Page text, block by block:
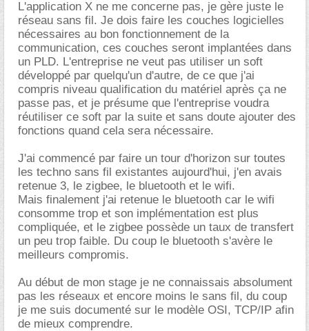
L'application X ne me concerne pas, je gère juste le
réseau sans fil. Je dois faire les couches logicielles
nécessaires au bon fonctionnement de la
communication, ces couches seront implantées dans
un PLD. L'entreprise ne veut pas utiliser un soft
développé par quelqu'un d'autre, de ce que j'ai
compris niveau qualification du matériel après ça ne
passe pas, et je présume que l'entreprise voudra
réutiliser ce soft par la suite et sans doute ajouter des
fonctions quand cela sera nécessaire.
J'ai commencé par faire un tour d'horizon sur toutes
les techno sans fil existantes aujourd'hui, j'en avais
retenue 3, le zigbee, le bluetooth et le wifi.
Mais finalement j'ai retenue le bluetooth car le wifi
consomme trop et son implémentation est plus
compliquée, et le zigbee possède un taux de transfert
un peu trop faible. Du coup le bluetooth s'avère le
meilleurs compromis.
Au début de mon stage je ne connaissais absolument
pas les réseaux et encore moins le sans fil, du coup
je me suis documenté sur le modèle OSI, TCP/IP afin
de mieux comprendre.